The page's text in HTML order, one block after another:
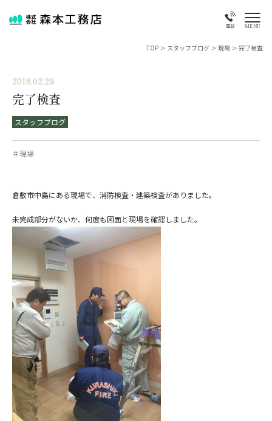
電話 MENU
TOP > スタッフブログ > 現場 > 完了検査
2016.02.29
完了検査
スタッフブログ
＃現場
倉敷市中島にある現場で、消防検査・建築検査がありました。
未完成部分がないか、何度も図面と現場を確認しました。